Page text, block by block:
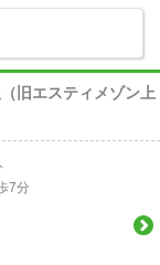
旧エスティメゾン上
7分